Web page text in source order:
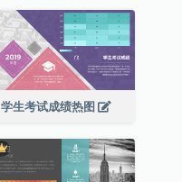
学生考试成绩热图